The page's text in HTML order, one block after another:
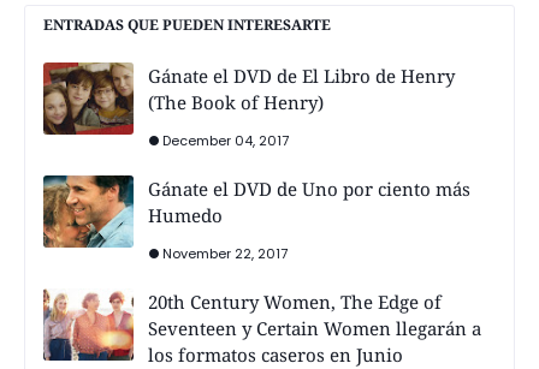
ENTRADAS QUE PUEDEN INTERESARTE
Gánate el DVD de El Libro de Henry
(The Book of Henry)
December 04, 2017
Gánate el DVD de Uno por ciento más
Humedo
November 22, 2017
20th Century Women, The Edge of
Seventeen y Certain Women llegarán a
los formatos caseros en Junio